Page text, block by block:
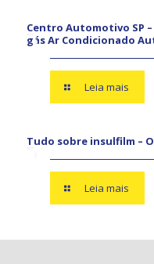
Centro Automotivo SP
gás Ar Condicionado
Leia mais
Tudo sobre insulfilm –
Leia mais